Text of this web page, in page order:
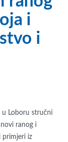
i
i
u Loboru stručni
ranog i
primjeri iz